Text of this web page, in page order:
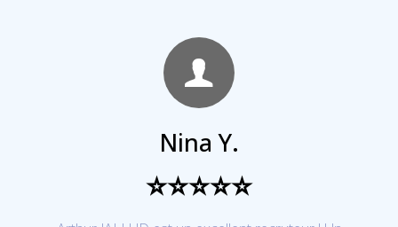
Nina Y.
⭐⭐⭐⭐⭐